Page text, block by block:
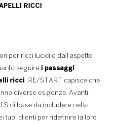
RICCI
per ricci lucidi e dall’aspetto
seguire i passaggi
ricci. RE/START capisce che
diverse esigenze. Avanti,
di base da includere nella
tuoi clienti per ridefinire la loro